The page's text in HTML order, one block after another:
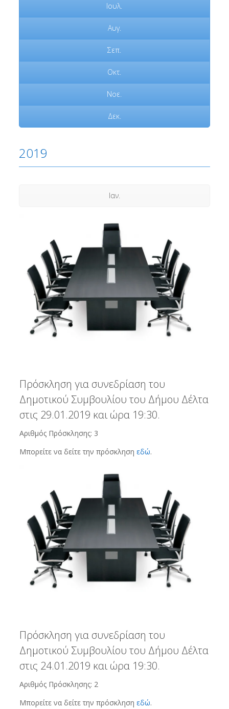
Ιουλ.
Αυγ.
Σεπ.
Οκτ.
Νοε.
Δεκ.
2019
Ιαν.
Πρόσκληση για συνεδρίαση του
Δημοτικού Συμβουλίου του Δήμου Δέλτα
στις 29.01.2019 και ώρα 19:30.
Αριθμός Πρόσκλησης: 3
Μπορείτε να δείτε την πρόσκληση εδώ.
Πρόσκληση για συνεδρίαση του
Δημοτικού Συμβουλίου του Δήμου Δέλτα
στις 24.01.2019 και ώρα 19:30.
Αριθμός Πρόσκλησης: 2
Μπορείτε να δείτε την πρόσκληση εδώ.